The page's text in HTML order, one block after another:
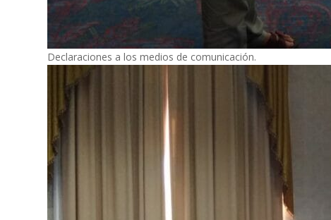
Declaraciones a los medios de comunicación.